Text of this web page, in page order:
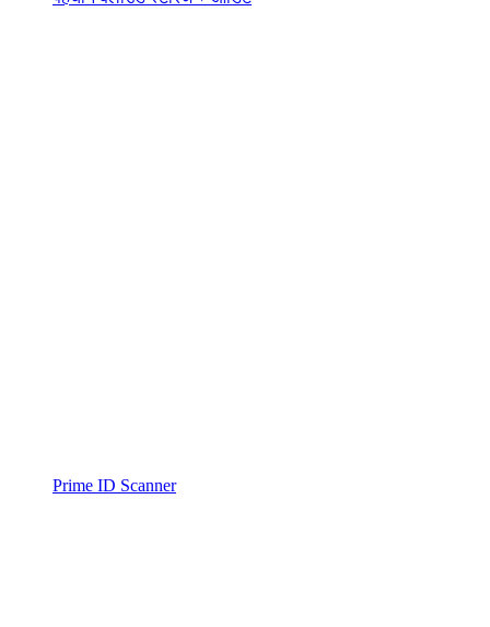
Prime ID Scanner